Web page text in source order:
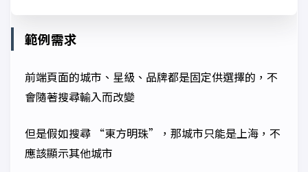
範例需求
前端頁面的城市、星級、品牌都是固定供選擇的，不
會隨著搜尋輸入而改變
但是假如搜尋 “東方明珠”，那城市只能是上海，不
應該顯示其他城市